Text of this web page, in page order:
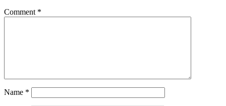
Comment *
Name *